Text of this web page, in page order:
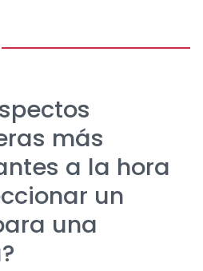
más
a la hora
un
una